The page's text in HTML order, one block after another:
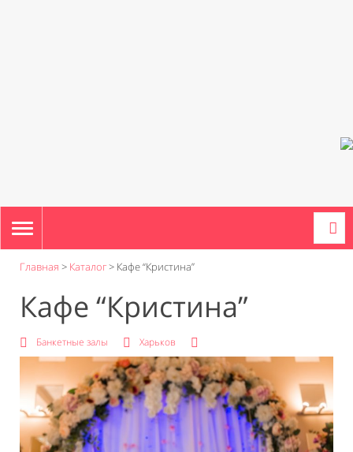
TOGGLE
NAVIGATION
Главная > Каталог> Кафе “Кристина”
Кафе “Кристина”
Банкетные залы Харьков